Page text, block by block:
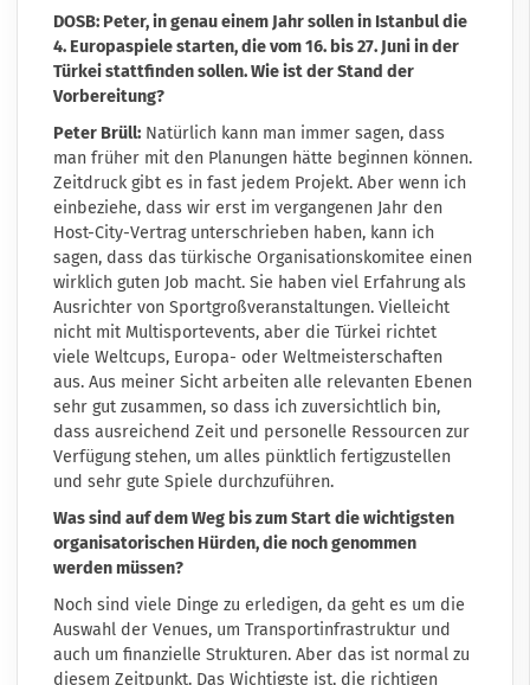
DOSB: Peter, in genau einem Jahr sollen in Istanbul die
4. Europaspiele starten, die vom 16. bis 27. Juni in der
Türkei stattfinden sollen. Wie ist der Stand der
Vorbereitung?
Peter Brüll: Natürlich kann man immer sagen, dass
man früher mit den Planungen hätte beginnen können.
Zeitdruck gibt es in fast jedem Projekt. Aber wenn ich
einbeziehe, dass wir erst im vergangenen Jahr den
Host-City-Vertrag unterschrieben haben, kann ich
sagen, dass das türkische Organisationskomitee einen
wirklich guten Job macht. Sie haben viel Erfahrung als
Ausrichter von Sportgroßveranstaltungen. Vielleicht
nicht mit Multisportevents, aber die Türkei richtet
viele Weltcups, Europa- oder Weltmeisterschaften
aus. Aus meiner Sicht arbeiten alle relevanten Ebenen
sehr gut zusammen, so dass ich zuversichtlich bin,
dass ausreichend Zeit und personelle Ressourcen zur
Verfügung stehen, um alles pünktlich fertigzustellen
und sehr gute Spiele durchzuführen.
Was sind auf dem Weg bis zum Start die wichtigsten
organisatorischen Hürden, die noch genommen
werden müssen?
Noch sind viele Dinge zu erledigen, da geht es um die
Auswahl der Venues, um Transportinfrastruktur und
auch um finanzielle Strukturen. Aber das ist normal zu
diesem Zeitpunkt. Das Wichtigste ist, die richtigen